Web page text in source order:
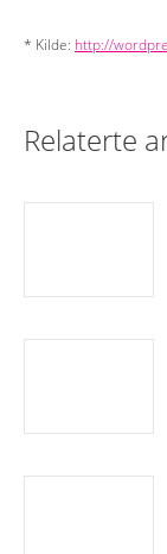
* Kilde: http://
Relaterte